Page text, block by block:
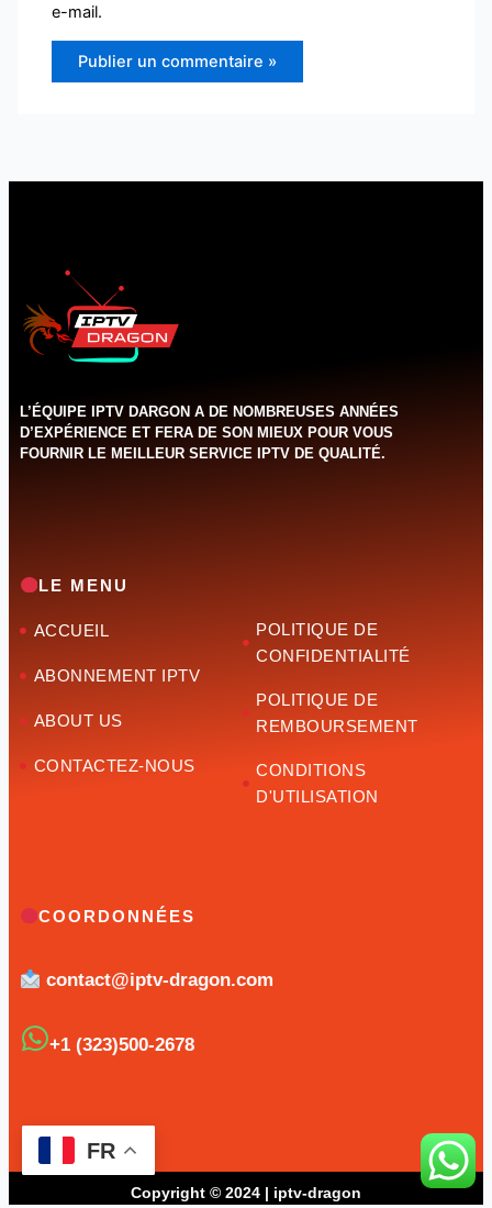
e-mail.
L’ÉQUIPE IPTV DARGON A DE NOMBREUSES ANNÉES
D’EXPÉRIENCE ET FERA DE SON MIEUX POUR VOUS
FOURNIR LE MEILLEUR SERVICE IPTV DE QUALITÉ.‌‌‌‌‌
LE MENU
ACCUEIL
ABONNEMENT IPTV
ABOUT US
CONTACTEZ-NOUS
POLITIQUE DE
CONFIDENTIALITÉ
POLITIQUE DE
REMBOURSEMENT
CONDITIONS
D'UTILISATION
COORDONNÉES
contact@iptv-dragon.com
+1 (323)500-2678
Copyright © 2024 | iptv-dragon
FR